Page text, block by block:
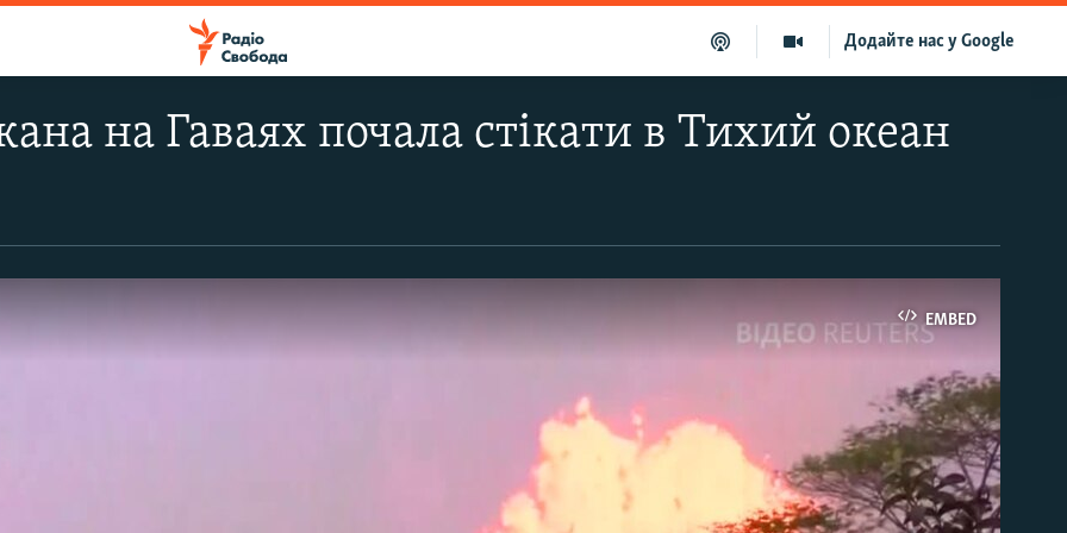
Додайте нас у Google
на Гаваях почала стікати в Тихий океан
EMBED